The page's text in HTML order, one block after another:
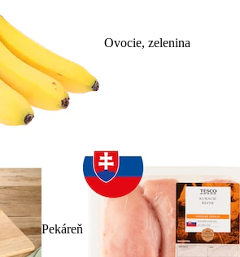
Ovocie, zelenina
Pekáreň